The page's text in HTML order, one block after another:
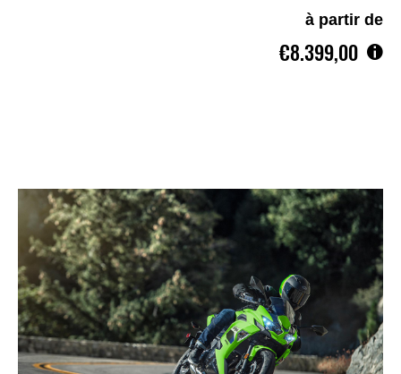
à partir de
€8.399,00